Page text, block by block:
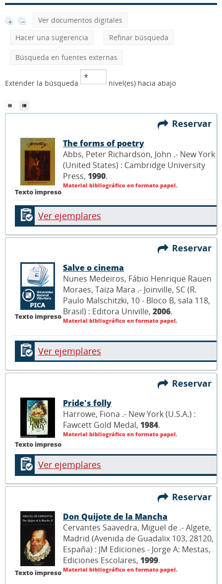
Ver documentos digitales
Hacer una sugerencia
Refinar búsqueda
Búsqueda en fuentes externas
Extender la búsqueda nivel(es) hacia abajo
Reservar
Texto impreso
The forms of poetry
Abbs, Peter Richardson, John .- New York
(United States) : Cambridge University
Press, 1990.
Material bibliográfico en formato papel.
Ver ejemplares
Reservar
Texto impreso
Salve o cinema
Nunes Medeiros, Fábio Henrique Rauen
Moraes, Taiza Mara .- Joinville, SC (R.
Paulo Malschitzki, 10 - Bloco B, sala 118,
Brasil) : Editora Univille, 2006.
Material bibliográfico en formato papel.
Ver ejemplares
Reservar
Texto impreso
Pride's folly
Harrowe, Fiona .- New York (U.S.A.) :
Fawcett Gold Medal, 1984.
Material bibliográfico en formato papel.
Ver ejemplares
Reservar
Texto impreso
Don Quijote de la Mancha
Cervantes Saavedra, Miguel de .- Algete,
Madrid (Avenida de Guadalix 103, 28120,
España) : JM Ediciones - Jorge A: Mestas,
Ediciones Escolares, 1999.
Material bibliográfico en formato papel.